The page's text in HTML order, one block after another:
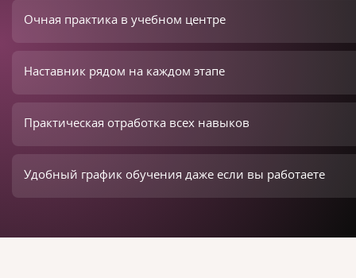
Очная практика в учебном центре
Наставник рядом на каждом этапе
Практическая отработка всех навыков
Удобный график обучения даже если вы работаете